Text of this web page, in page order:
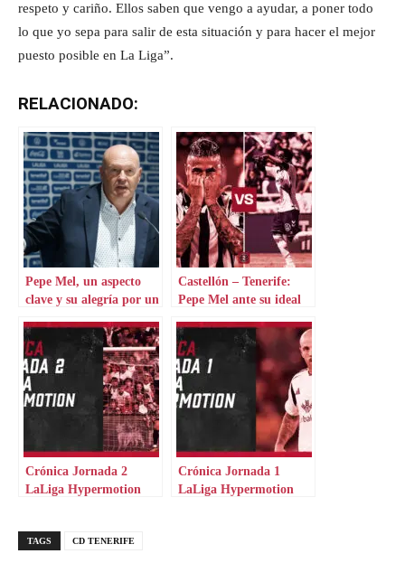
respeto y cariño. Ellos saben que vengo a ayudar, a poner todo
lo que yo sepa para salir de esta situación y para hacer el mejor
puesto posible en La Liga”.
RELACIONADO:
Pepe Mel, un aspecto
clave y su alegría por un
Castellón – Tenerife:
Pepe Mel ante su ideal
Crónica Jornada 2
LaLiga Hypermotion
Crónica Jornada 1
LaLiga Hypermotion
TAGS CD TENERIFE